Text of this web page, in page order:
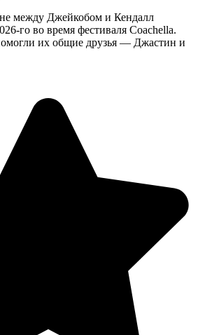
между Джейкобом и Кендалл
го во время фестиваля Coachella.
их общие друзья — Джастин и